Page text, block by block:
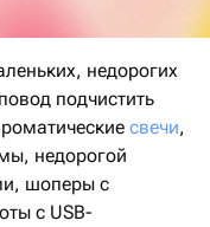
недорогих
подчистить
свечи,
недорогой
шоперы с
с USB-